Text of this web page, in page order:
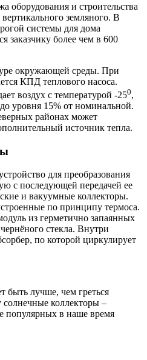
оборудования и строительства
земляного. В
системы для дома
заказчику более чем в 600
окружающей среды. При
КПД теплового насоса.
воздух с температурой -250,
уровня 15% от номинальной.
районах может
источник тепла.
для преобразования
с последующей передачей ее
и вакуумные коллекторы.
по принципу термоса.
из герметично запаянных
стекла. Внутри
по которой циркулирует
быть лучше, чем греться
коллекторы –
популярных в наше время